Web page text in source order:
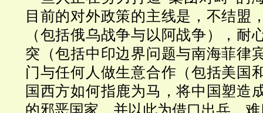
目前的对外政策的主线是，不结盟
（包括俄乌战争与以阿战争），耐
突（包括中印边界问题与南海菲律
门与任何人做生意合作（包括美国
国西方如何指鹿为马，将中国塑造
的邪恶国家，并以此为借口出兵，